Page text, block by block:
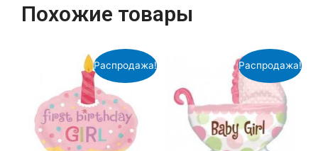
Похожие товары
Распродажа! Распродажа!